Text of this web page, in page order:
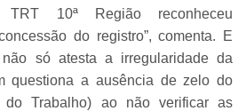
TRT 10ª Região reconheceu
do registro”, comenta. E
não só atesta a irregularidade da
questiona a ausência de zelo do
do Trabalho) ao não verificar as